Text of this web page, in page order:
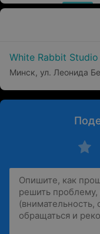
White Rabbit Studio
Минск, ул. Леонида